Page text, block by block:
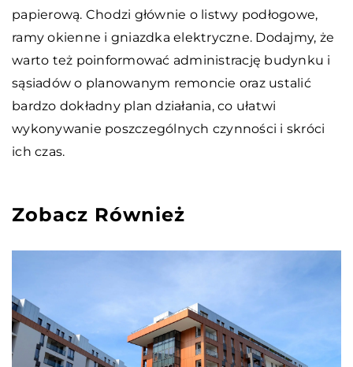
papierową. Chodzi głównie o listwy podłogowe,
ramy okienne i gniazdka elektryczne. Dodajmy, że
warto też poinformować administrację budynku i
sąsiadów o planowanym remoncie oraz ustalić
bardzo dokładny plan działania, co ułatwi
wykonywanie poszczególnych czynności i skróci
ich czas.
Zobacz Również